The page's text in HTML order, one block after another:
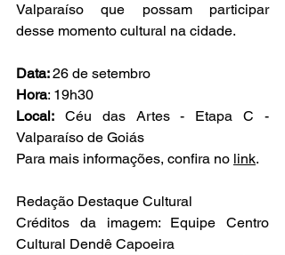
Valparaíso que possam participar
desse momento cultural na cidade.
Data: 26 de setembro
Hora: 19h30
Local: Céu das Artes - Etapa C -
Valparaíso de Goiás
Para mais informações, confira no link.
Redação Destaque Cultural
Créditos da imagem: Equipe Centro
Cultural Dendê Capoeira